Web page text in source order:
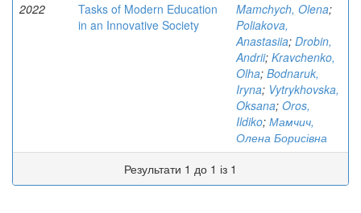
2022
Tasks of Modern Education
in an Innovative Society
Mamchych, Olena;
Poliakova,
Anastasiia; Drobin,
Andrii; Kravchenko,
Olha; Bodnaruk,
Iryna; Vytrykhovska,
Oksana; Oros,
Ildiko; Мамчич,
Олена Борисівна
Результати 1 до 1 із 1